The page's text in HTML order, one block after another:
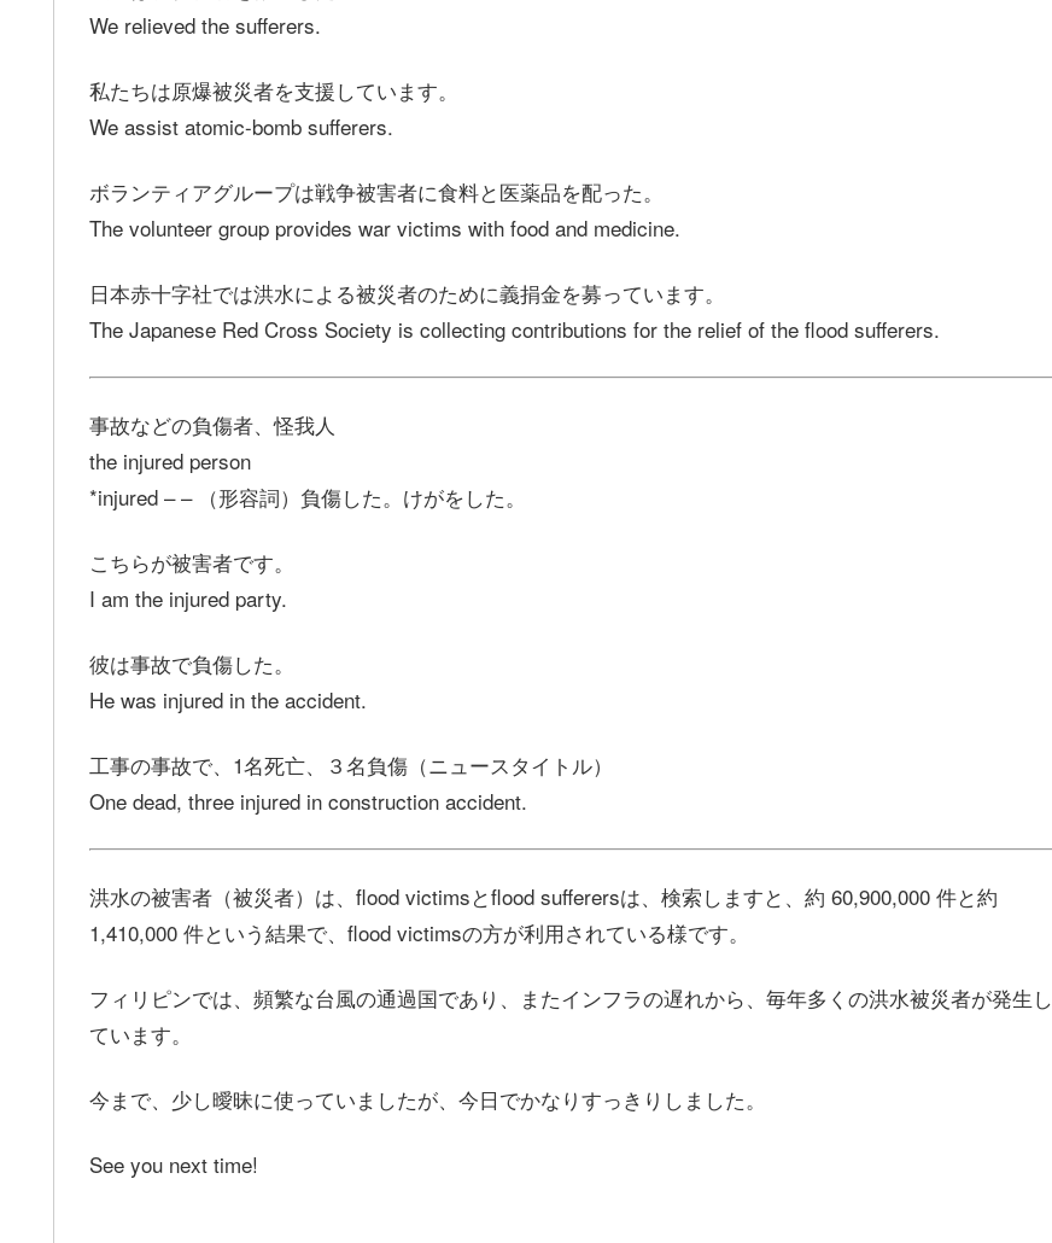
We relieved the sufferers.
私たちは原爆被災者を支援しています。
We assist atomic-bomb sufferers.
ボランティアグループは戦争被害者に食料と医薬品を配った。
The volunteer group provides war victims with food and medicine.
日本赤十字社では洪水による被災者のために義捐金を募っています。
The Japanese Red Cross Society is collecting contributions for the relief of the flood sufferers.
事故などの負傷者、怪我人
the injured person
*injured – – （形容詞）負傷した。けがをした。
こちらが被害者です。
I am the injured party.
彼は事故で負傷した。
He was injured in the accident.
工事の事故で、1名死亡、３名負傷（ニュースタイトル）
One dead, three injured in construction accident.
洪水の被害者（被災者）は、flood victimsとflood sufferersは、検索しますと、約 60,900,000 件と約
1,410,000 件という結果で、flood victimsの方が利用されている様です。
フィリピンでは、頻繁な台風の通過国であり、またインフラの遅れから、毎年多くの洪水被災者が発生し
ています。
今まで、少し曖昧に使っていましたが、今日でかなりすっきりしました。
See you next time!